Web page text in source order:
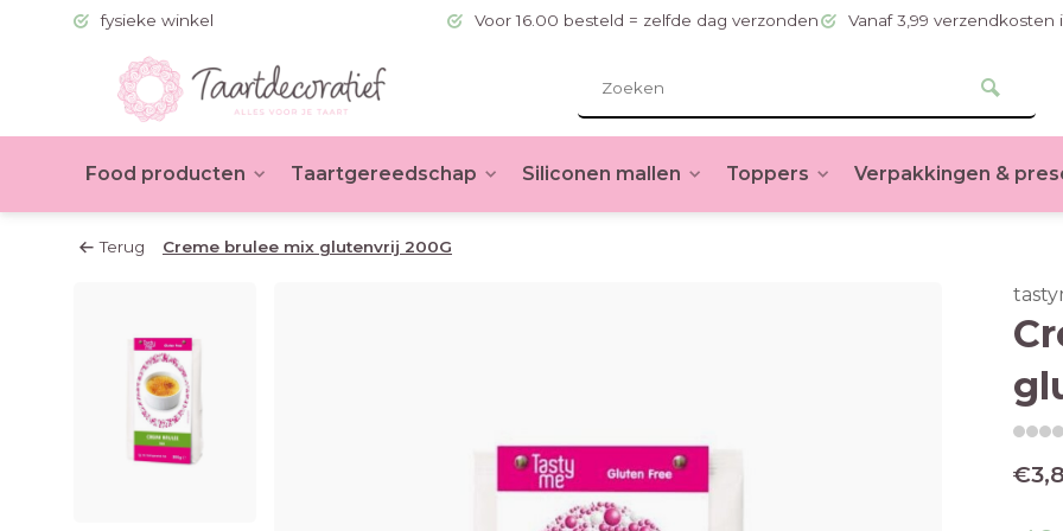
fysieke winkel Voor 16.00 besteld = zelfde dag verzonden Vanaf 3,99 verzendkosten
Food producten Taartgereedschap Siliconen mallen Toppers Verpakkingen &
Terug Creme brulee mix glutenvrij 200G